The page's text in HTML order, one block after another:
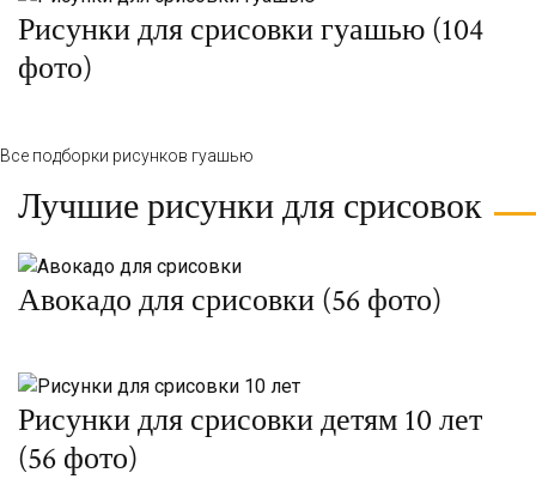
Рисунки для срисовки гуашью (104
фото)
Все подборки рисунков гуашью
Лучшие рисунки для срисовок
Авокадо для срисовки (56 фото)
Рисунки для срисовки детям 10 лет
(56 фото)